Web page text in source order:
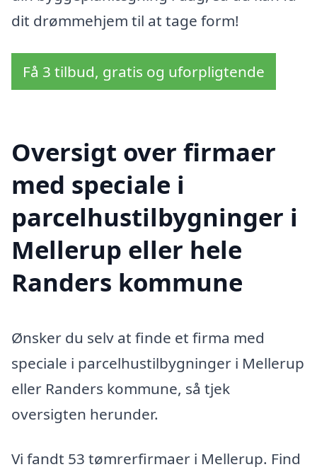
dit drømmehjem til at tage form!
Få 3 tilbud, gratis og uforpligtende
Oversigt over firmaer
med speciale i
parcelhustilbygninger i
Mellerup eller hele
Randers kommune
Ønsker du selv at finde et firma med
speciale i parcelhustilbygninger i Mellerup
eller Randers kommune, så tjek
oversigten herunder.
Vi fandt 53 tømrerfirmaer i Mellerup. Find